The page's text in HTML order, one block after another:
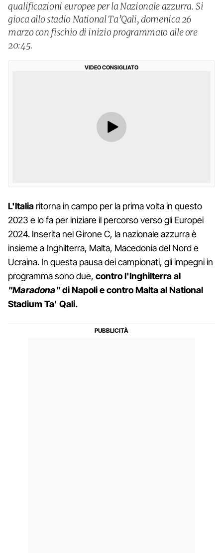
qualificazioni europee per la Nazionale azzurra. Si
gioca allo stadio National Ta’Qali, domenica 26
marzo con fischio di inizio programmato alle ore
20:45.
VIDEO CONSIGLIATO
L'Italia ritorna in campo per la prima volta in questo
2023 e lo fa per iniziare il percorso verso gli Europei
2024. Inserita nel Girone C, la nazionale azzurra è
insieme a Inghilterra, Malta, Macedonia del Nord e
Ucraina. In questa pausa dei campionati, gli impegni in
programma sono due, contro l'Inghilterra al
"Maradona"di Napoli e contro Malta al National
Stadium Ta' Qali.